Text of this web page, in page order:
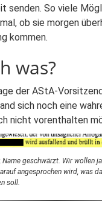
senden. So viele
ob sie morgen
kommen.
was?
der AStA-
sich noch eine
nicht vorenthalten
Name geschwärzt. Wir wollen
angesprochen wird, was
soll.